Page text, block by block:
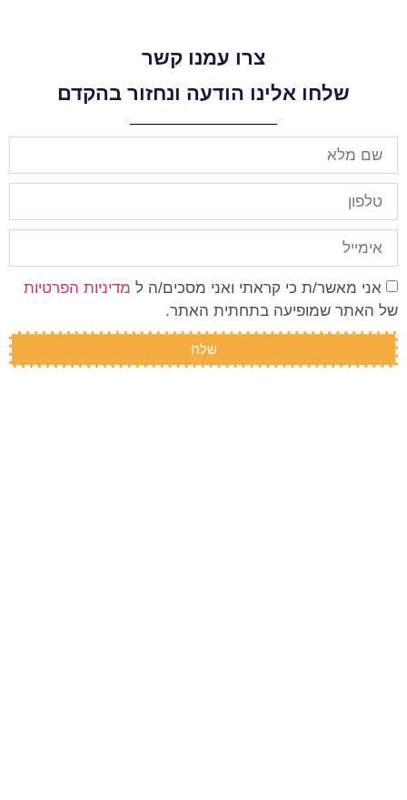
צרו עמנו קשר
שלחו אלינו הודעה ונחזור בהקדם
אני מאשר/ת כי קראתי ואני מסכים/ה ל מדיניות הפרטיות
של האתר שמופיעה בתחתית האתר.
שלח